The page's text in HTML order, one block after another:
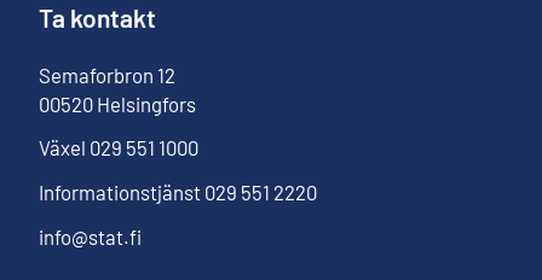
Ta kontakt
Semaforbron 12
00520 Helsingfors
Växel 029 551 1000
Informationstjänst 029 551 2220
info@stat.fi